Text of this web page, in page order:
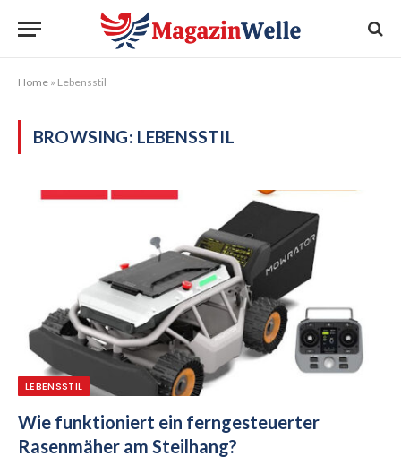
Home » Lebensstil
BROWSING: LEBENSSTIL
LEBENSSTIL
Wie funktioniert ein ferngesteuerter
Rasenmäher am Steilhang?